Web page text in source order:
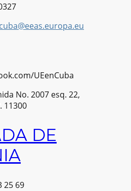
UEenCuba
No. 2007 esq. 22,
11300
DE
25 69